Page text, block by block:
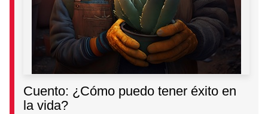
Cuento: ¿Cómo puedo tener éxito en
la vida?